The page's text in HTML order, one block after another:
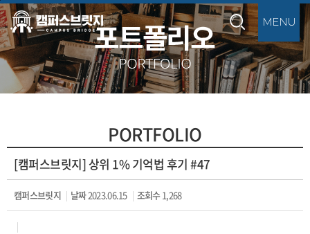
본문바로가기
PORTFOLIO
[캠퍼스브릿지] 상위 1% 기억법 후기 #47
캠퍼스브릿지 날짜2023.06.15 조회수1,268